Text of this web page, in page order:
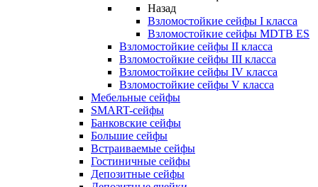
Назад
Взломостойкие сейфы I класса
Взломостойкие сейфы MDTB ES
Взломостойкие сейфы II класса
Взломостойкие сейфы III класса
Взломостойкие сейфы IV класса
Взломостойкие сейфы V класса
Мебельные сейфы
SMART-сейфы
Банковские сейфы
Большие сейфы
Встраиваемые сейфы
Гостиничные сейфы
Депозитные сейфы